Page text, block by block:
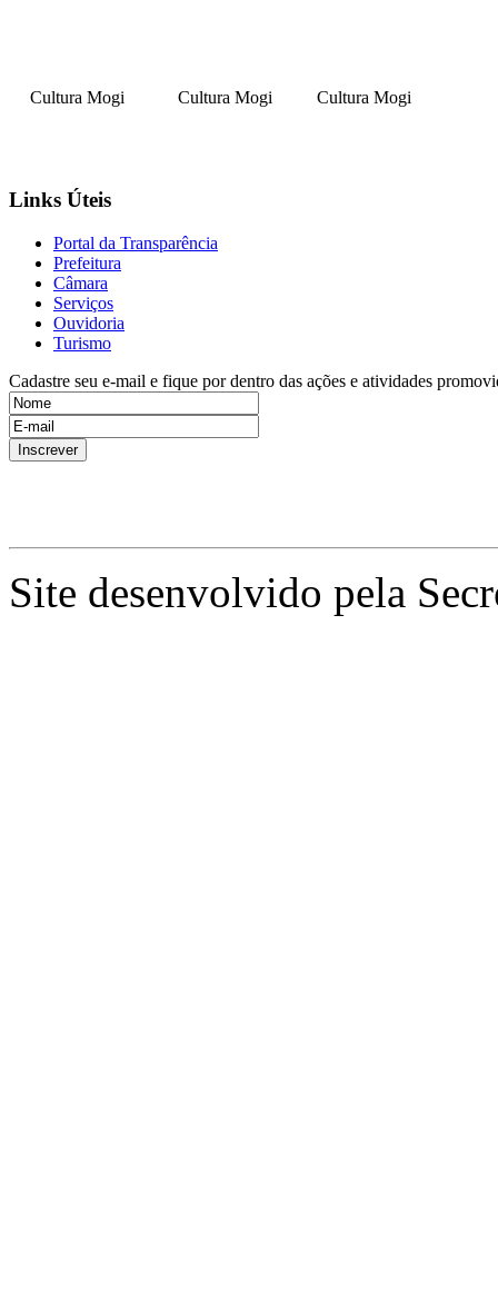
Cultura Mogi Cultura Mogi Cultura Mogi
Links Úteis
Portal da Transparência
Prefeitura
Câmara
Serviços
Ouvidoria
Turismo
Cadastre seu e-mail e fique por dentro das ações e atividades
Site desenvolvido pela